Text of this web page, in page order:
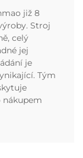
již 8
Stroj
celý
jej
je
Tým